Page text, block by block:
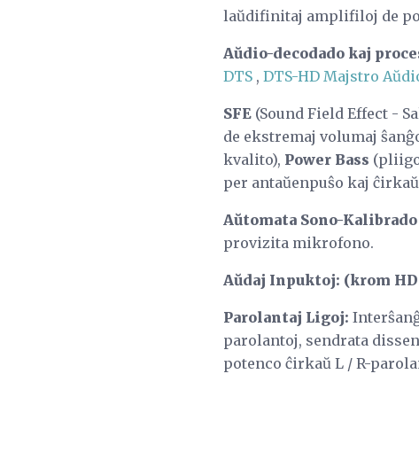
laŭdifinitaj amplifiloj de
Aŭdio-decodado kaj
DTS , DTS-HD Majstro
SFE (Sound Field Effect -
de ekstremaj volumaj
kvalito), Power Bass
per antaŭenpuŝo kaj
Aŭtomata Sono-Kalibrado
provizita mikrofono.
Aŭdaj Inpuktoj: (krom
Parolantaj Ligoj:
parolantoj, sendrata
potenco ĉirkaŭ L / R-